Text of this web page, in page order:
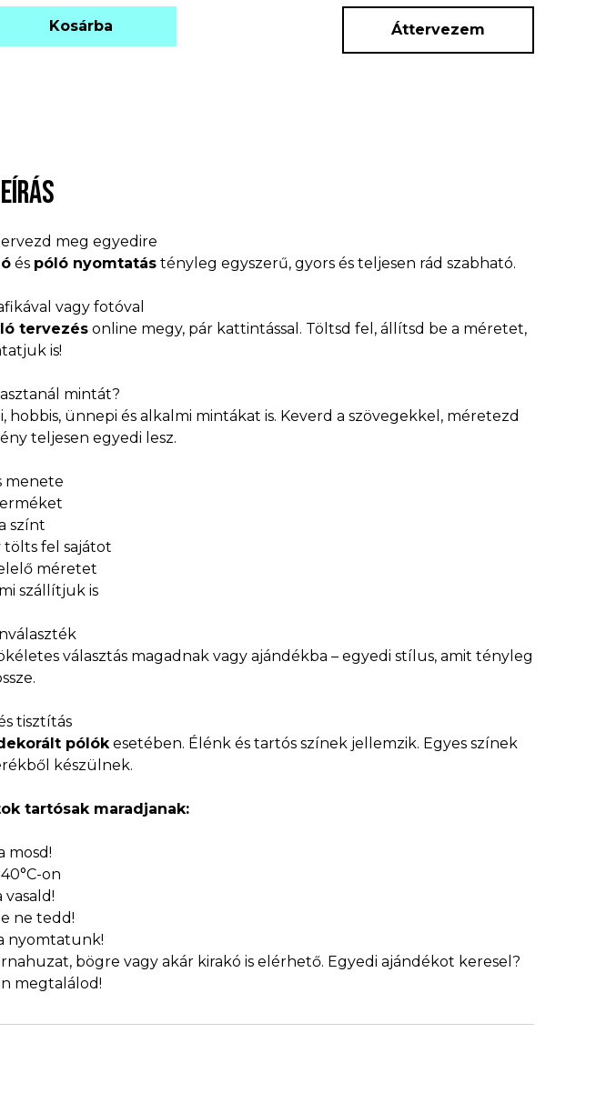
Kosárba Áttervezem
meg egyedire
és póló nyomtatás tényleg egyszerű, gyors és teljesen rád szabható.
vagy fotóval
tervezésonline megy, pár kattintással. Töltsd fel, állítsd be a méretet,
is!
mintát?
hobbis, ünnepi és alkalmi mintákat is. Keverd a szövegekkel, méretezd
teljesen egyedi lesz.
menete
színt
tölts fel sajátot
méretet
szállítjuk is
választás magadnak vagy ajándékba – egyedi stílus, amit tényleg
tisztítás
pólókesetében. Élénk és tartós színek jellemzik. Egyes színek
készülnek.
tartósak maradjanak:
mosd!
on
vasald!
ne tedd!
nyomtatunk!
bögre vagy akár kirakó is elérhető. Egyedi ajándékot keresel?
megtalálod!